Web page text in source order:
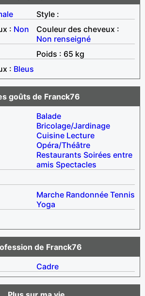
Style :
: Non
Couleur des cheveux :
Non renseigné
Poids : 65 kg
: Bleus
goûts de Franck76
Balade
Bricolage/Jardinage
Cuisine Lecture
Opéra/Théâtre
Restaurants Soirées entre
amis Spectacles
Marche Randonnée Tennis
Yoga
de Franck76
Cadre